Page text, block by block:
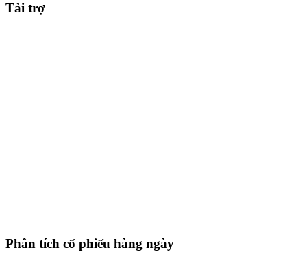
Tài trợ
Phân tích cổ phiếu hàng ngày